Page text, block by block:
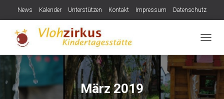
News Kalender Unterstützen Kontakt Impressum Datenschutz
März 2019